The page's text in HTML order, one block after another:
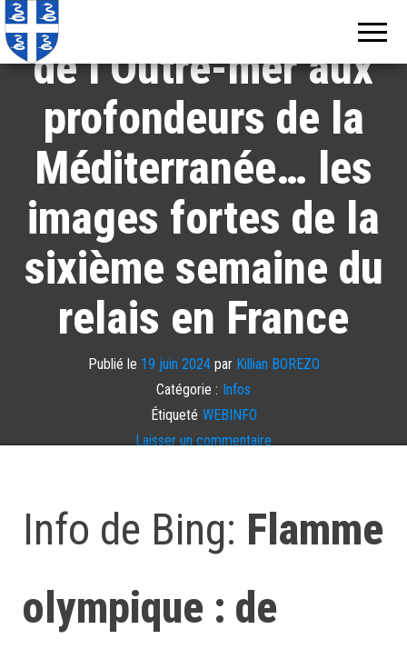
Flamme olympique :
de l’Outre-mer aux
profondeurs de la
Méditerranée… les
images fortes de la
sixième semaine du
relais en France
Publié le 19 juin 2024par Killian BOREZO
Catégorie : Infos
Étiqueté WEBINFO
Laisser un commentaire
Info de Bing: Flamme
olympique : de